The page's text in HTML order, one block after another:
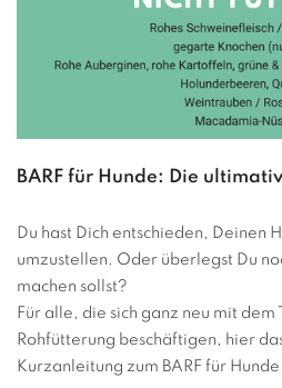
BARF für Hunde: Die
Du hast Dich entschieden, Deinen
umzustellen. Oder überlegst Du
machen sollst?
Für alle, die sich ganz neu mit dem
Rohfütterung beschäftigen, hier
Kurzanleitung zum BARF für Hunde.